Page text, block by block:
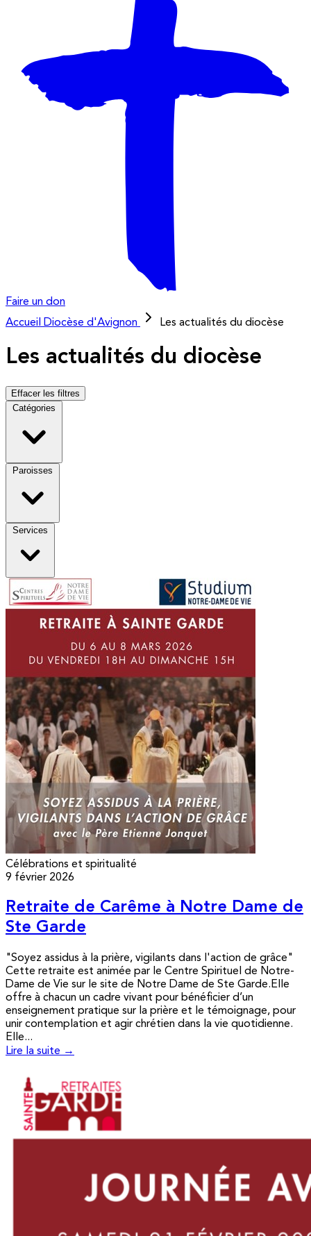
Faire un don
Accueil
Diocèse d'Avignon Les actualités du diocèse
Les actualités du diocèse
Effacer les filtres
Catégories
Paroisses
Services
Célébrations et spiritualité
9 février 2026
Retraite de Carême à Notre Dame de
Ste Garde
"Soyez assidus à la prière, vigilants dans l'action de grâce"
Cette retraite est animée par le Centre Spirituel de Notre-
Dame de Vie sur le site de Notre Dame de Ste Garde.Elle
offre à chacun un cadre vivant pour bénéficier d’un
enseignement pratique sur la prière et le témoignage, pour
unir contemplation et agir chrétien dans la vie quotidienne.
Elle...
Lire la suite →